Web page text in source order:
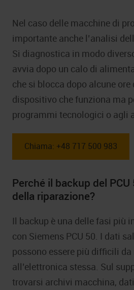
Nel caso delle macchine di
importante anche l’analisi
Si diagnostica in modo
avvia dopo un calo di
che si blocca dopo alcune ore
dispositivo che funziona ma
programmi tecnologici o agli
Chiama: +48 717 500 983
Perché il backup del
della riparazione?
Il backup è una delle fasi più
con Siemens PCU 50. I dati
possono essere più difficili
all’elettronica stessa. Sul
trovarsi archivi macchina,